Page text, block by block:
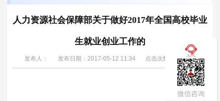
人力资源社会保障部关于做好2017年全国高校毕业
生就业创业工作的
发布人： 发布日期：2017-05-12 11:34 点击次数： 430
周一到周五
09:00-17:30
微信咨询